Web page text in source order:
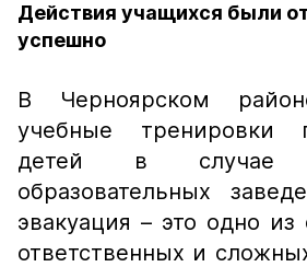
Действия учащихся были
успешно
В Черноярском
учебные тренировки
детей в
образовательных
эвакуация – это одно
ответственных и